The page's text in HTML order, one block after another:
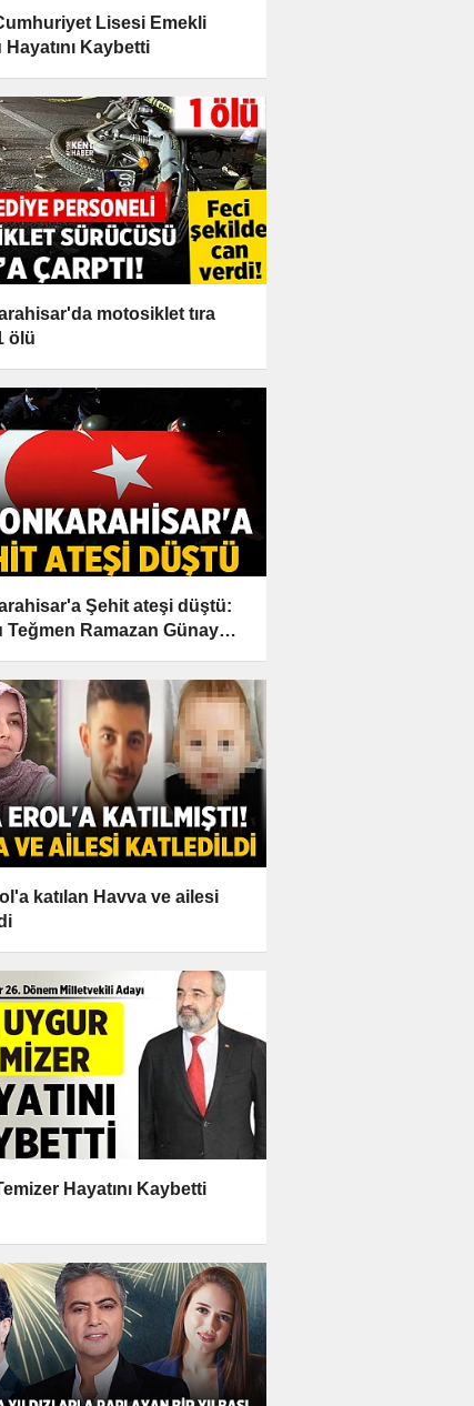
Lisesi Emekli
Hayatını Kaybetti
motosiklet tıra
ölü
Şehit ateşi düştü:
Teğmen Ramazan Günay
katılan Havva ve ailesi
Hayatını Kaybetti